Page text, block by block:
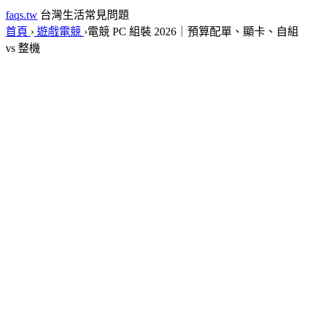
faqs.tw 台灣生活常見問題
首頁 › 遊戲電競 ›電競 PC 組裝 2026｜預算配單、顯卡、自組
vs 整機